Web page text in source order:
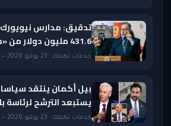
تدقيق: مدارس
431.6 مليون دولار من «ميديكيد
خدمات تهمك · 23 يوليو 2026 — 9:06 PM
بيل أكمان ينتقد
يستبعد الترشح لرئاسة
خدمات تهمك · 23 يوليو 2026 — 5:35 PM